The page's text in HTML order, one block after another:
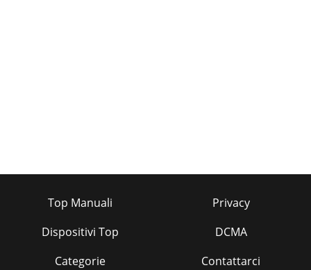
Top Manuali
Dispositivi Top
Categorie
Privacy
DCMA
Contattarci